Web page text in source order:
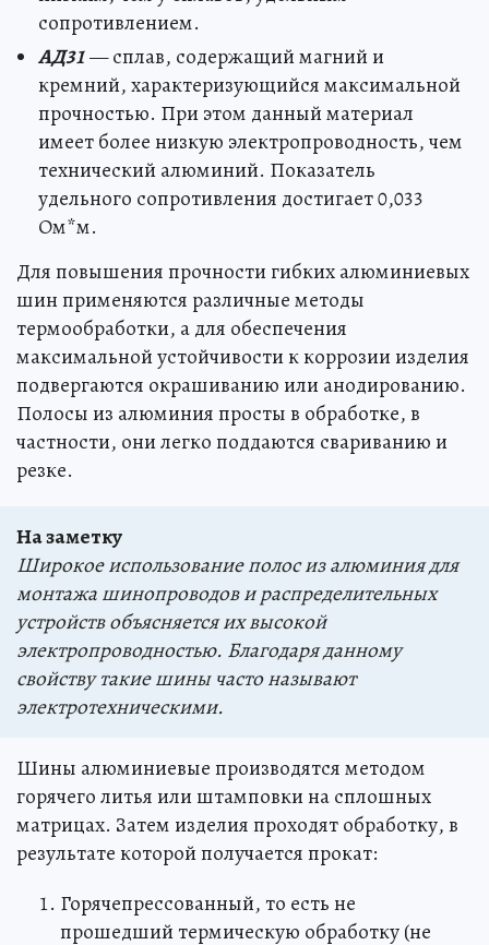
сопротивлением.
АД31— сплав, содержащий магний и
кремний, характеризующийся максимальной
прочностью. При этом данный материал
имеет более низкую электропроводность, чем
технический алюминий. Показатель
удельного сопротивления достигает 0,033
Ом*м.
Для повышения прочности гибких алюминиевых
шин применяются различные методы
термообработки, а для обеспечения
максимальной устойчивости к коррозии изделия
подвергаются окрашиванию или анодированию.
Полосы из алюминия просты в обработке, в
частности, они легко поддаются свариванию и
резке.
На заметку
Широкое использование полос из алюминия для
монтажа шинопроводов и распределительных
устройств объясняется их высокой
электропроводностью. Благодаря данному
свойству такие шины часто называют
электротехническими.
Шины алюминиевые производятся методом
горячего литья или штамповки на сплошных
матрицах. Затем изделия проходят обработку, в
результате которой получается прокат:
Горячепрессованный, то есть не
прошедший термическую обработку (не